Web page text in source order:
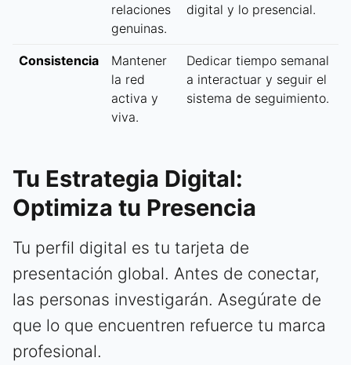
relaciones
genuinas.
digital y lo presencial.
Consistencia
Mantener
la red
activa y
viva.
Dedicar tiempo semanal
a interactuar y seguir el
sistema de seguimiento.
Tu Estrategia Digital:
Optimiza tu Presencia
Tu perfil digital es tu tarjeta de
presentación global. Antes de conectar,
las personas investigarán. Asegúrate de
que lo que encuentren refuerce tu marca
profesional.